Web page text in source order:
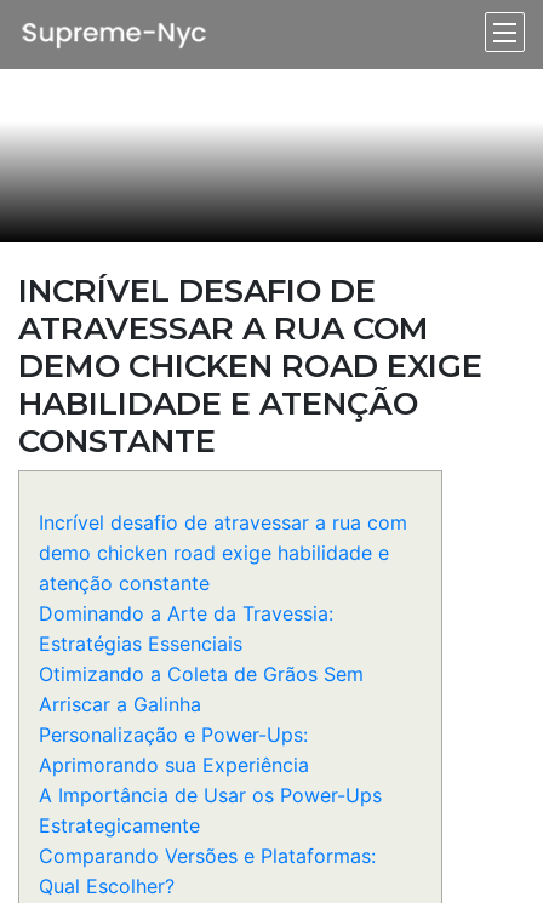
INCRÍVEL DESAFIO DE
ATRAVESSAR A RUA COM
DEMO CHICKEN ROAD EXIGE
HABILIDADE E ATENÇÃO
CONSTANTE
Incrível desafio de atravessar a rua com
demo chicken road exige habilidade e
atenção constante
Dominando a Arte da Travessia:
Estratégias Essenciais
Otimizando a Coleta de Grãos Sem
Arriscar a Galinha
Personalização e Power-Ups:
Aprimorando sua Experiência
A Importância de Usar os Power-Ups
Estrategicamente
Comparando Versões e Plataformas:
Qual Escolher?